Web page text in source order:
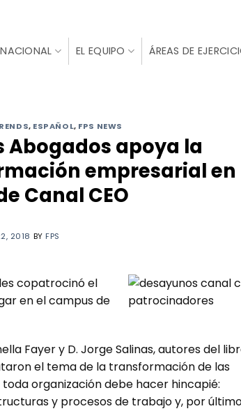
EL EQUIPO ÁREAS DE
, ESPAÑOL, FPS NEWS
Abogados apoya la
empresarial en
Canal CEO
2018 BY FPS
copatrocinó el
en el campus de
Fayer y D. Jorge Salinas, autores del
el tema de la transformación de las
organización debe hacer hincapié:
y procesos de trabajo y, por